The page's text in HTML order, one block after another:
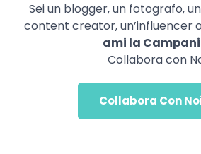
Sei un blogger, un fotografo,
content creator, un’influencer
ami la
Collabora con
Collabora Con